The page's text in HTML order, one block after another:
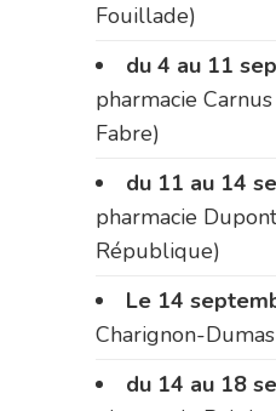
Fouillade)
du 4 au 11
pharmacie
Fabre)
du 11 au 14
pharmacie
République)
Le 14
Charignon-
du 14 au 18